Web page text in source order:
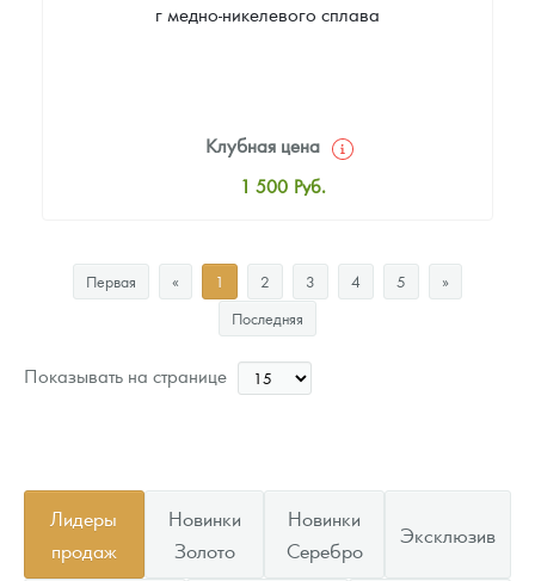
г медно-никелевого сплава
Клубная цена
1 500 Руб.
1 600 Руб.
Цена выкупа
Звоните
Первая « 1 2 3 4 5
»
Последняя
Показывать на странице
Лидеры
продаж
Новинки
Золото
Новинки
Серебро
Эксклюзив